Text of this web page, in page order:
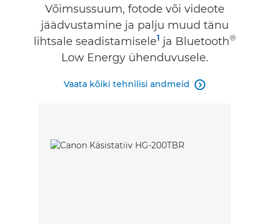
Võimsussuum, fotode või videote
jäädvustamine ja palju muud tänu
lihtsale seadistamisele1 ja Bluetooth®
Low Energy ühenduvusele.
Vaata kõiki tehnilisi andmeid 